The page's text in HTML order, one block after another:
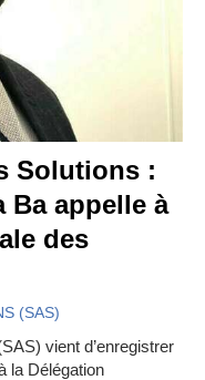
Solutions :
Ba appelle à
des
(SAS)
vient d’enregistrer
la Délégation